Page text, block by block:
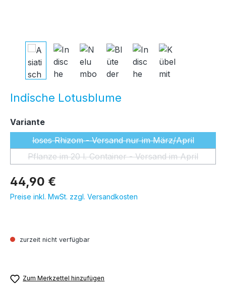
Indische Lotusblume
44,90 €
Preise inkl. MwSt. zzgl. Versandkosten
zurzeit nicht verfügbar
Varianteauswählen
loses Rhizom - Versand nur im März/April
(Diese Option ist zurzeit nicht
Pflanze im 20 l. Container - Versand im April
(Diese Option ist zurzeit nicht
Zum Merkzettel hinzufügen